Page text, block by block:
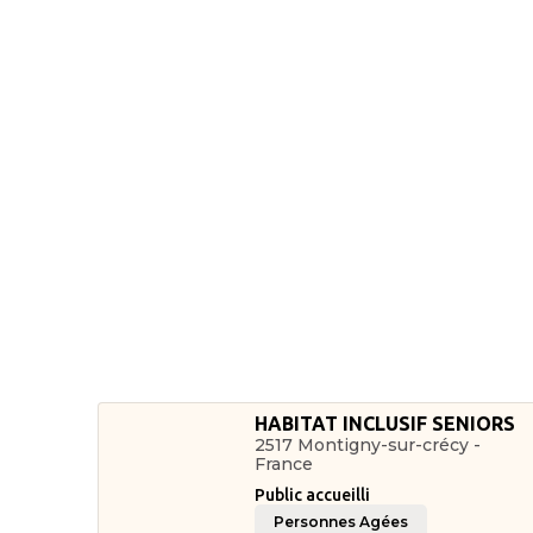
HABITAT INCLUSIF SENIORS
2517 Montigny-sur-crécy -
France
Public accueilli
Personnes Agées